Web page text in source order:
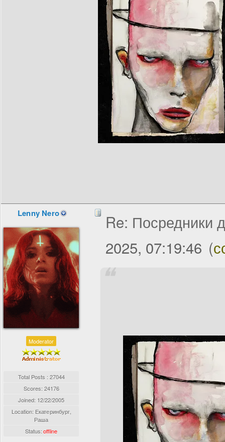
Lenny Nero
Moderator
Total Posts : 27044
Scores: 24176
Joined: 12/22/2005
Location: Екатеринбург,
Раша
Status:offline
Re: Посредники
2025, 07:19:46 (